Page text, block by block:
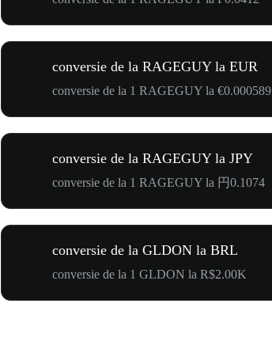
conversie de la RAGEGUY la EUR
conversie de la 1 RAGEGUY la €0.000589
conversie de la RAGEGUY la JPY
conversie de la 1 RAGEGUY la 円0.1074
conversie de la GLDON la BRL
conversie de la 1 GLDON la R$2.00K